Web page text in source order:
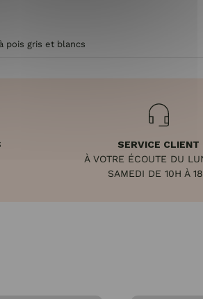
pois gris et blancs
SERVICE CLIENT
À VOTRE ÉCOUTE DU
SAMEDI DE 10H À